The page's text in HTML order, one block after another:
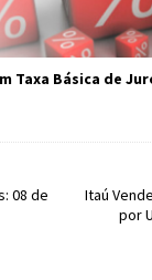
Taxa Básica de
Itaú
por
08 de